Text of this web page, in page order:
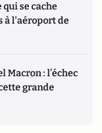
qui se cache
à l'aéroport de
Macron : l’échec
grande